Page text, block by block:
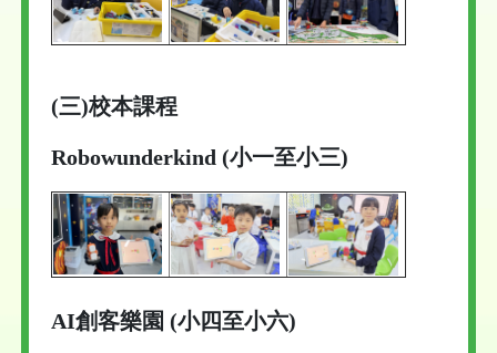
(三)校本課程
Robowunderkind (小一至小三)
AI創客樂園 (小四至小六)